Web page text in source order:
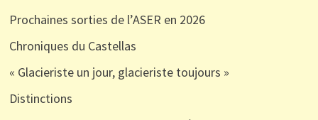
Prochaines sorties de l’ASER en 2026
Chroniques du Castellas
« Glacieriste un jour, glacieriste toujours »
Distinctions